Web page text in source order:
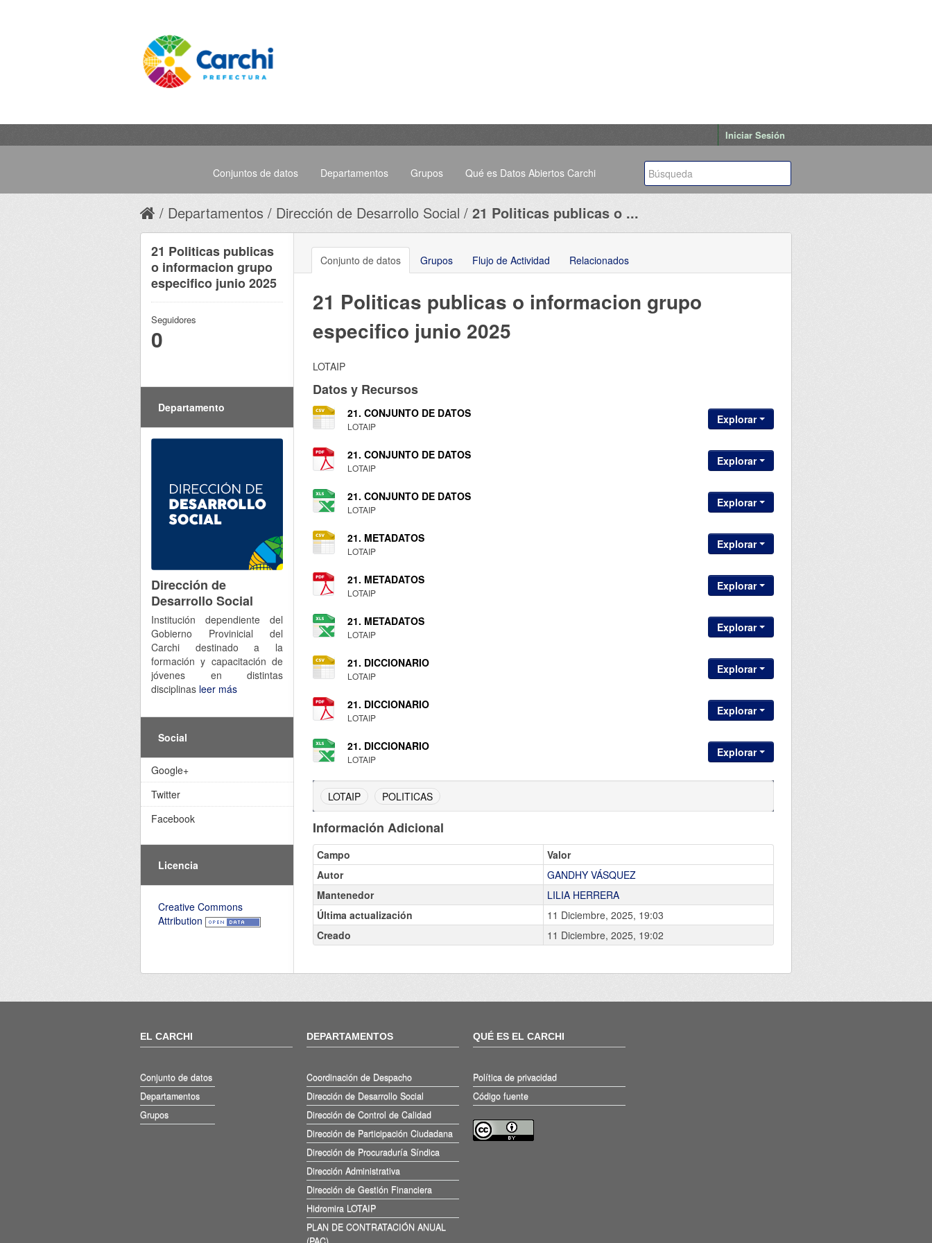
Iniciar Sesión
Conjuntos de datos Departamentos Grupos Qué es Datos Abiertos Carchi
Departamentos Dirección de Desarrollo Social 21 Politicas publicas o ...
Conjunto de datos Grupos Flujo de Actividad Relacionados
21 Politicas publicas o informacion grupo
especifico junio 2025
LOTAIP
Datos y Recursos
21. CONJUNTO DE DATOS
LOTAIP
Explorar
21. CONJUNTO DE DATOS
LOTAIP
Explorar
21. CONJUNTO DE DATOS
LOTAIP
Explorar
21. METADATOS
LOTAIP
Explorar
21. METADATOS
LOTAIP
Explorar
21. METADATOS
LOTAIP
Explorar
21. DICCIONARIO
LOTAIP
Explorar
21. DICCIONARIO
LOTAIP
Explorar
21. DICCIONARIO
LOTAIP
Explorar
LOTAIP POLITICAS
Información Adicional
Campo
Valor
Autor
GANDHY VÁSQUEZ
Mantenedor
LILIA HERRERA
Última actualización
11 Diciembre, 2025, 19:03
Creado
11 Diciembre, 2025, 19:02
21 Politicas publicas
o informacion grupo
especifico junio 2025
Seguidores
0
Departamento
Dirección de
Desarrollo Social
Institución dependiente del
Gobierno Provinicial del
Carchi destinado a la
formación y capacitación de
jóvenes en distintas
disciplinas leer más
Social
Google+
Twitter
Facebook
Licencia
Creative Commons
Attribution
EL CARCHI
Conjunto de datos
Departamentos
Grupos
DEPARTAMENTOS
Coordinación de Despacho
Dirección de Desarrollo Social
Dirección de Control de Calidad
Dirección de Participación Ciudadana
Dirección de Procuraduría Síndica
Dirección Administrativa
Dirección de Gestión Financiera
Hidromira LOTAIP
PLAN DE CONTRATACIÓN ANUAL
QUÉ ES EL CARCHI
Política de privacidad
Código fuente